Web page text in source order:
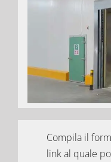
Compila il
link al quale